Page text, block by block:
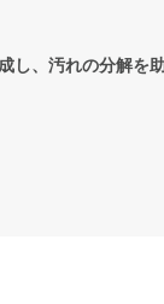
、汚れの分解を